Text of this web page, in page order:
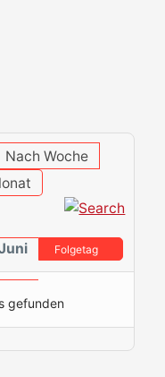
Nach Woche
Folgetag
gefunden